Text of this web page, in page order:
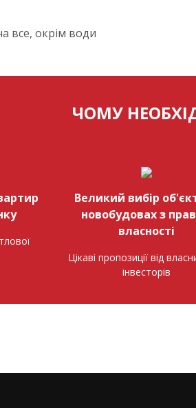
все, окрім води
ЧОМУ
Великий вибір
новобудовах з
власності
Цікаві пропозиції від
інвесторів